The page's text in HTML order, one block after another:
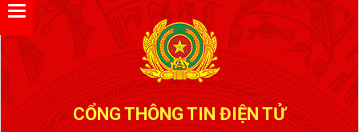
CỔNG THÔNG TIN ĐIỆN TỬ